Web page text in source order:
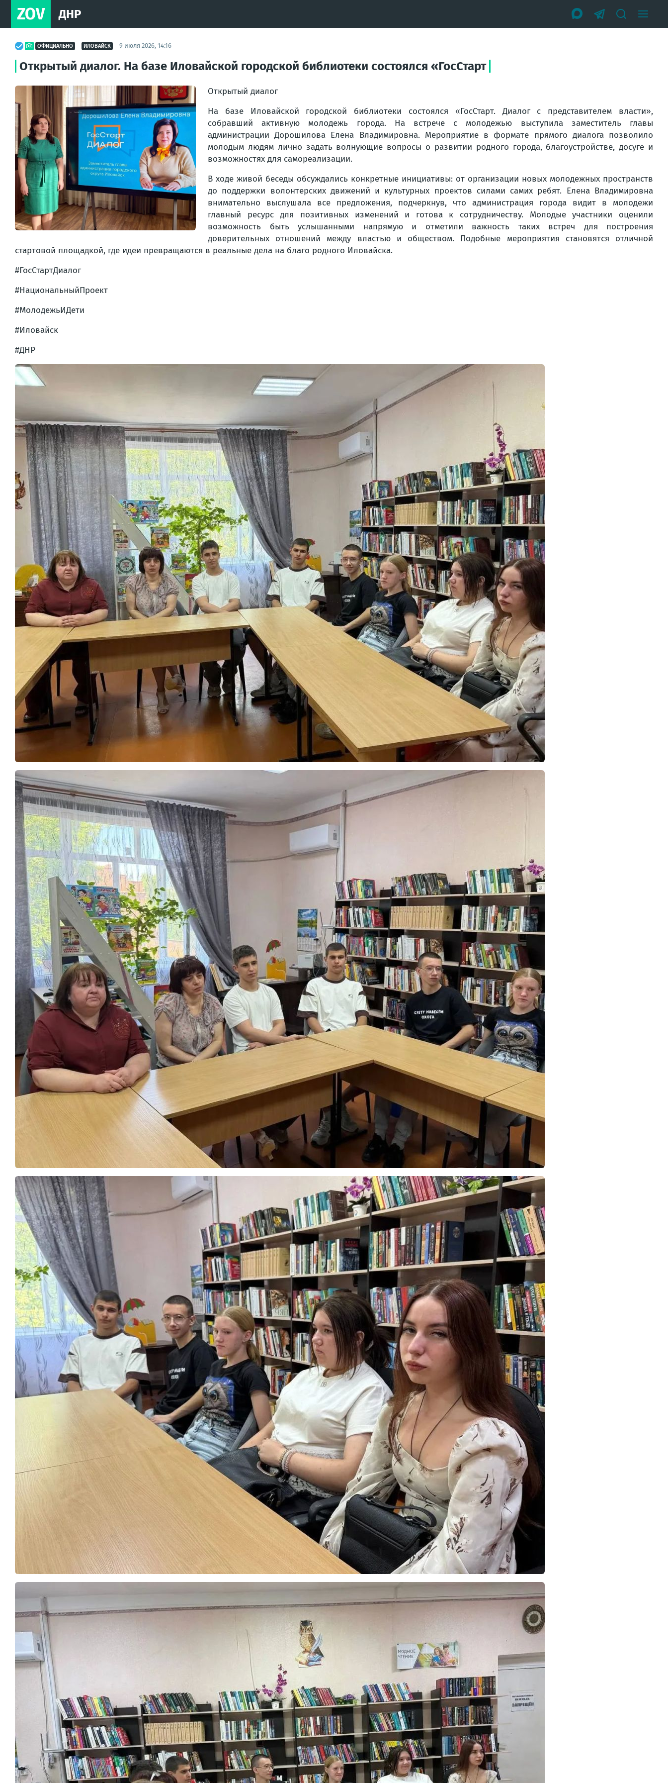
ZOV ДНР
ОФИЦИАЛЬНО ИЛОВАЙСК 9 июля 2026, 14:16
Открытый диалог. На базе Иловайской городской библиотеки состоялся «ГосСтарт
Открытый диалог
На базе Иловайской городской библиотеки состоялся «ГосСтарт. Диалог с представителем власти»,
собравший активную молодежь города. На встрече с молодежью выступила заместитель главы
администрации Дорошилова Елена Владимировна. Мероприятие в формате прямого диалога позволило
молодым людям лично задать волнующие вопросы о развитии родного города, благоустройстве, досуге и
возможностях для самореализации.
В ходе живой беседы обсуждались конкретные инициативы: от организации новых молодежных пространств
до поддержки волонтерских движений и культурных проектов силами самих ребят. Елена Владимировна
внимательно выслушала все предложения, подчеркнув, что администрация города видит в молодежи
главный ресурс для позитивных изменений и готова к сотрудничеству. Молодые участники оценили
возможность быть услышанными напрямую и отметили важность таких встреч для построения
доверительных отношений между властью и обществом. Подобные мероприятия становятся отличной
стартовой площадкой, где идеи превращаются в реальные дела на благо родного Иловайска.
#ГосСтартДиалог
#НациональныйПроект
#МолодежьИДети
#Иловайск
#ДНР